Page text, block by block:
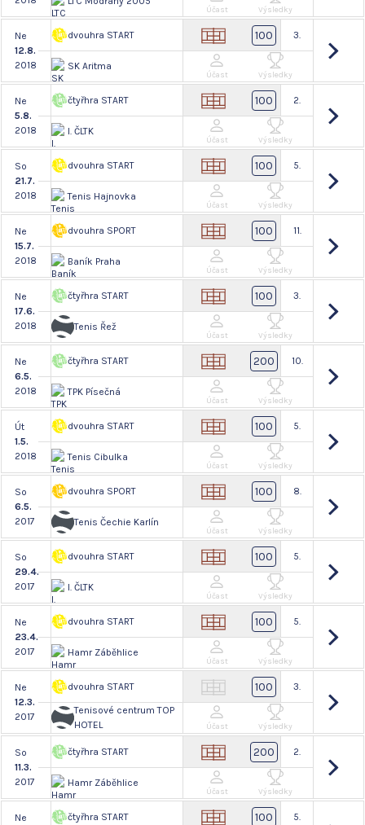
Účast Výsledky
Ne
12.8.
2018
dvouhra START
SK Aritma
100 3.
Účast Výsledky
Ne
5.8.
2018
čtyřhra START
I. ČLTK
100 2.
Účast Výsledky
So
21.7.
2018
dvouhra START
Tenis Hajnovka
100 5.
Účast Výsledky
Ne
15.7.
2018
dvouhra SPORT
Baník Praha
100 11.
Účast Výsledky
Ne
17.6.
2018
čtyřhra START
Tenis Řež
100 3.
Účast Výsledky
Ne
6.5.
2018
čtyřhra START
TPK Písečná
200 10.
Účast Výsledky
Út
1.5.
2018
dvouhra START
Tenis Cibulka
100 5.
Účast Výsledky
So
6.5.
2017
dvouhra SPORT
Tenis Čechie Karlín
100 8.
Účast Výsledky
So
29.4.
2017
dvouhra START
I. ČLTK
100 5.
Účast Výsledky
Ne
23.4.
2017
dvouhra START
Hamr Záběhlice
100 5.
Účast Výsledky
Ne
12.3.
2017
dvouhra START
Tenisové centrum TOP
HOTEL
100 3.
Účast Výsledky
So
11.3.
2017
čtyřhra START
Hamr Záběhlice
200 2.
Účast Výsledky
Ne
čtyřhra START 100 5.